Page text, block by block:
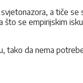
a tiče
se empirijskim
da nema